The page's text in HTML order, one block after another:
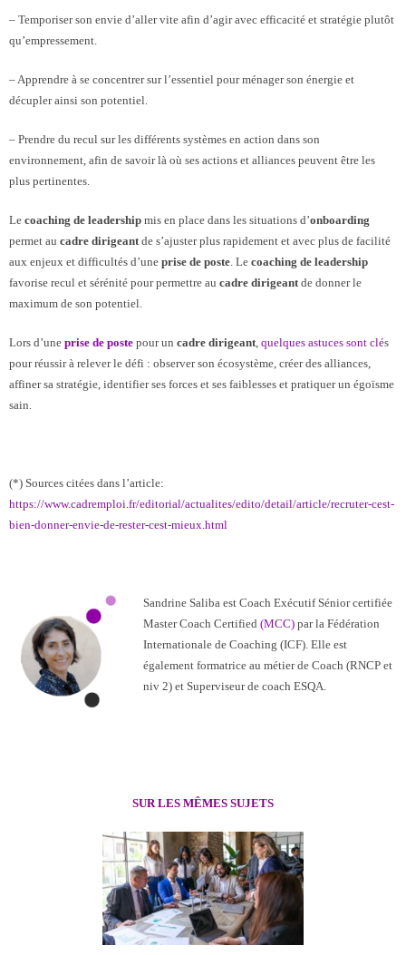
– Temporiser son envie d’aller vite afin d’agir avec efficacité et stratégie plutôt
qu’empressement.
– Apprendre à se concentrer sur l’essentiel pour ménager son énergie et
décupler ainsi son potentiel.
– Prendre du recul sur les différents systèmes en action dans son
environnement, afin de savoir là où ses actions et alliances peuvent être les
plus pertinentes.
Le coaching de leadership mis en place dans les situations d’onboarding
permet au cadre dirigeant de s’ajuster plus rapidement et avec plus de facilité
aux enjeux et difficultés d’une prise de poste . Le coaching de leadership
favorise recul et sérénité pour permettre au cadre dirigeant de donner le
maximum de son potentiel.
Lors d’une prise de poste pour un cadre dirigeant quelques astuces sont clés
pour réussir à relever le défi : observer son écosystème, créer des alliances,
affiner sa stratégie, identifier ses forces et ses faiblesses et pratiquer un égoïsme
sain.
(*) Sources citées dans l’article:
https://www.cadremploi.fr/editorial/actualites/edito/detail/article/recruter-cest-
bien-donner-envie-de-rester-cest-mieux.html
Sandrine Saliba est Coach Exécutif Sénior certifiée
Master Coach Certified (MCC) par la Fédération
Internationale de Coaching (ICF). Elle est
également formatrice au métier de Coach (RNCP et
niv 2) et Superviseur de coach ESQA.
SUR LES MÊMES SUJETS